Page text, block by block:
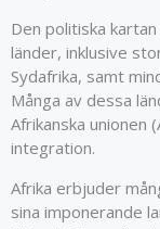
Den politiska
länder, inklusive
Sydafrika, samt
Många av dessa
Afrikanska unionen
integration.
Afrika erbjuder
sina imponerande